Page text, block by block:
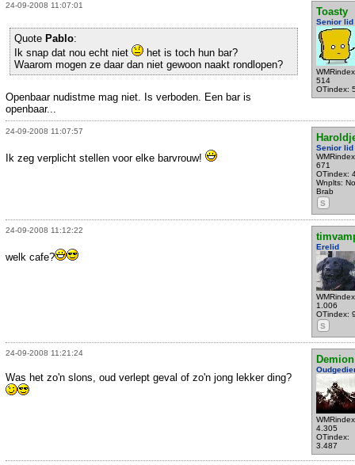
24-09-2008 11:07:01
Toasty
Senior lid
514
OTindex:
Quote Pablo:
Ik snap dat nou echt niet
het is toch hun bar?
Waarom mogen ze daar dan niet gewoon naakt rondlopen?
Openbaar nudistme mag niet. Is verboden. Een bar is
openbaar...
24-09-2008 11:07:57
Senior lid
671
OTindex:
Wnplts:
Brab
S
Ik zeg verplicht stellen voor elke barvrouw!
24-09-2008 11:12:22
Erelid
1.006
OTindex:
S
welk cafe?
24-09-2008 11:21:24
Demion
4.305
OTindex:
3.487
Was het zo'n slons, oud verlept geval of zo'n jong lekker ding?